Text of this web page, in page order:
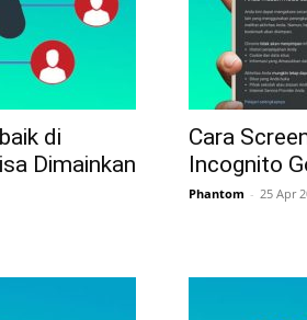
di
Dimainkan
Cara
Incognito
Phantom - 25 Apr